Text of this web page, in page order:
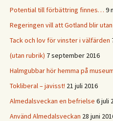
Potential till förbättring finnes… 9
Regeringen vill att Gotland blir
Tack och lov för vinster i välfärden
(utan rubrik) 7 september 2016
Halmgubbar hör hemma på
Tokliberal – javisst! 21 juli 2016
Almedalsveckan en befrielse 6 juli
Använd Almedalsveckan 28 juni